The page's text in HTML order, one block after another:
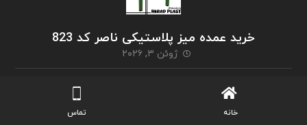
خرید عمده میز پلاستیکی ناصر کد 823
ژوئن ۳, ۲۰۲۶
خانه تماس